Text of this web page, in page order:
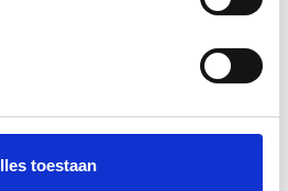
toestaan
Uitstekende glij-eigenschappen voor
Lage vochtopname, eenvoudig
Functioneel tussen -50°C en +80°C
UV-bestendigheid)